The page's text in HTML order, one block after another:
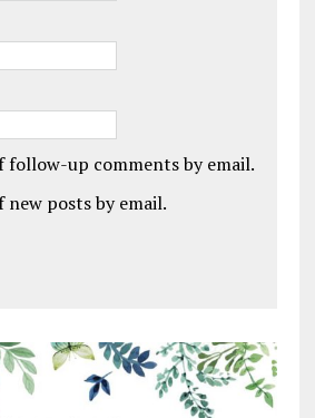
follow-up comments by email.
posts by email.